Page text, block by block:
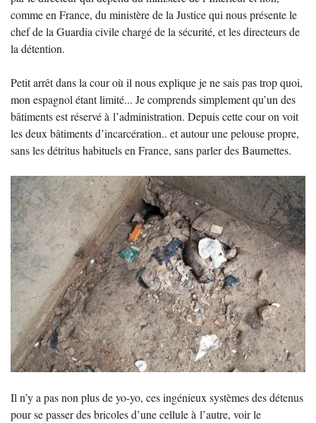
comme en France, du ministère de la Justice qui nous présente le
chef de la Guardia civile chargé de la sécurité, et les directeurs de
la détention.
Petit arrêt dans la cour où il nous explique je ne sais pas trop quoi,
mon espagnol étant limité... Je comprends simplement qu’un des
bâtiments est réservé à l’administration. Depuis cette cour on voit
les deux bâtiments d’incarcération.. et autour une pelouse propre,
sans les détritus habituels en France, sans parler des Baumettes.
Il n’y a pas non plus de yo-yo, ces ingénieux systèmes des détenus
pour se passer des bricoles d’une cellule à l’autre, voir le